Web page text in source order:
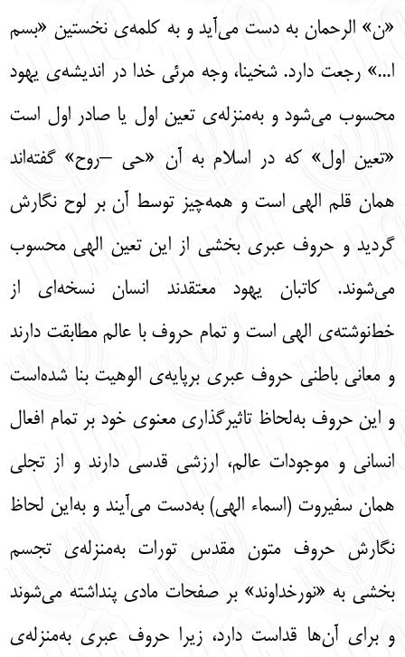
«ن» الرحمان به دست می‌آید و به کلمه‌ی نخستین «بسم
ا...» رجعت دارد. شخینا، وجه مرئی خدا در اندیشه‌ی یهود
محسوب می‌شود و به‌منزله‌ی تعین اول یا صادر اول است
«تعین اول» که در اسلام به آن «حی –روح» گفته‌اند
همان قلم الهی است و همه‌چیز توسط آن بر لوح نگارش
گردید و حروف عبری بخشی از این تعین الهی محسوب
می‌شوند. کاتبان یهود معتقدند انسان نسخه‌ای از
خط‌نوشته‌ی الهی است و تمام حروف با عالم مطابقت دارند
و معانی باطنی حروف عبری برپایه‌ی الوهیت بنا شده‌است
و این حروف به‌لحاظ تاثیرگذاری معنوی خود بر تمام افعال
انسانی و موجودات عالم، ارزشی قدسی دارند و از تجلی
همان سفیروت (اسماء الهی) به‌دست می‌آیند و به‌این لحاظ
نگارش حروف متون مقدس تورات به‌منزله‌ی تجسم
بخشی به «نورخداوند» بر صفحات مادی پنداشته می‌شوند
و برای آن‌ها قداست دارد، زیرا حروف عبری به‌منزله‌ی